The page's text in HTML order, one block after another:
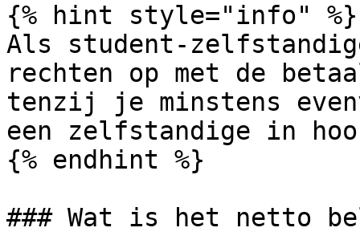
{% hint style="info" %}
Als student-
rechten op met de
tenzij je minstens
een zelfstandige in
{% endhint %}
### Wat is het netto